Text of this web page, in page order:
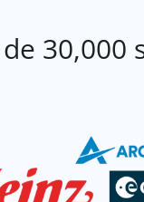
30,000